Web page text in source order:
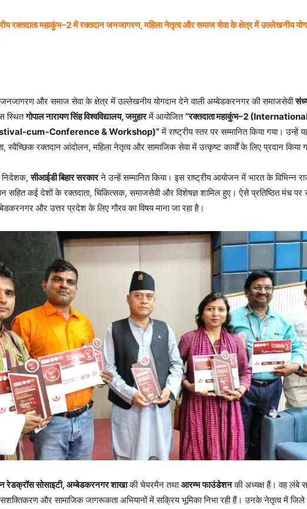
रक्तदाता महाकुंभ–2 में रक्तदान जनजागरण, महिला नेतृत्व और समाज सेवा के क्षेत्र में उल्लेखनीय
और समाज सेवा के क्षेत्र में उल्लेखनीय योगदान देने वाली अम्बेडकरनगर की समाजसेवी
स्थितगोपाल नारायण सिंह विश्वविद्यालय, जमुहारमें आयोजित“रक्तदाता महाकुंभ–2
cum-Conference & Workshop)”में राष्ट्रीय स्तर पर सम्मानित किया गया। उन्हें
स्वैच्छिक रक्तदान आंदोलन, महिला नेतृत्व और सामाजिक सेवा में उत्कृष्ट कार्यों के लिए प्रदान किया
निदेशक,सीआईडी बिहार सरकारने उन्हें सम्मानित किया। इस राष्ट्रीय आयोजन में भारत के विभिन्न
कई देशों के रक्तदाता, चिकित्सक, समाजसेवी और विशेषज्ञ शामिल हुए। ऐसे प्रतिष्ठित मंच पर
और उत्तर प्रदेश के लिए गौरव का विषय माना जा रहा है।
रेडक्रॉस सोसाइटी, अम्बेडकरनगर शाखाकी चेयरमैन तथाआरम्भ फाउंडेशनकी अध्यक्ष हैं। वह लंबे
सशक्तिकरण और सामाजिक जागरूकता अभियानों में सक्रिय भूमिका निभा रही हैं। उनके नेतृत्व में जिले